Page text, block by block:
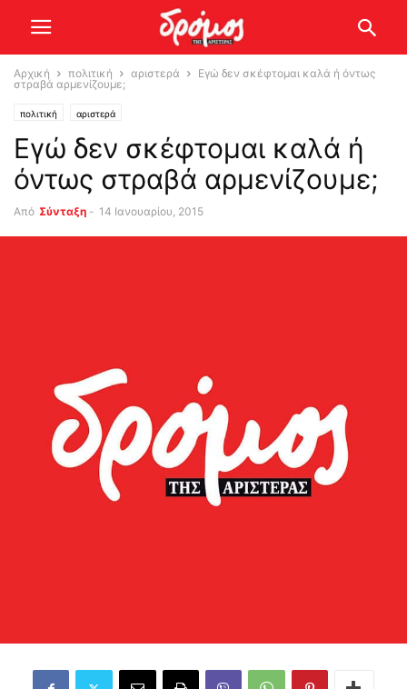
Αρχική πολιτική αριστερά
Εγώ δεν σκέφτομαι καλά ή όντως
στραβά αρμενίζουμε;
πολιτική αριστερά
Εγώ δεν σκέφτομαι καλά ή
όντως στραβά αρμενίζουμε;
Από Σύνταξη - 14 Ιανουαρίου, 2015